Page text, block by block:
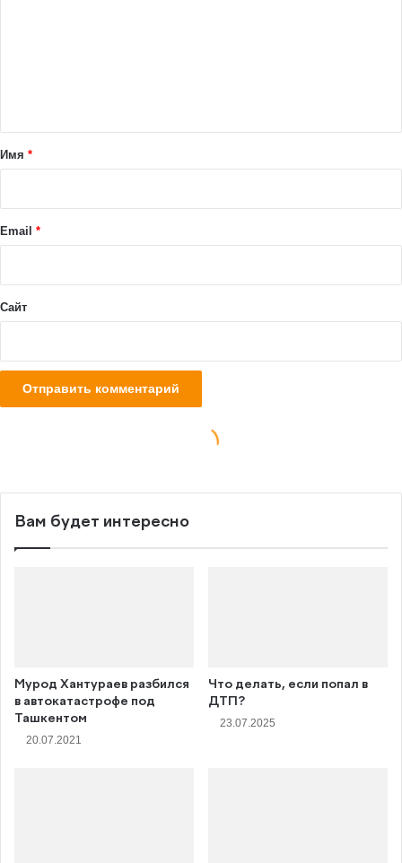
Вам будет интересно
Мурод Хантураев разбился
в автокатастрофе под
Ташкентом
20.07.2021
Что делать, если попал в
ДТП?
23.07.2025